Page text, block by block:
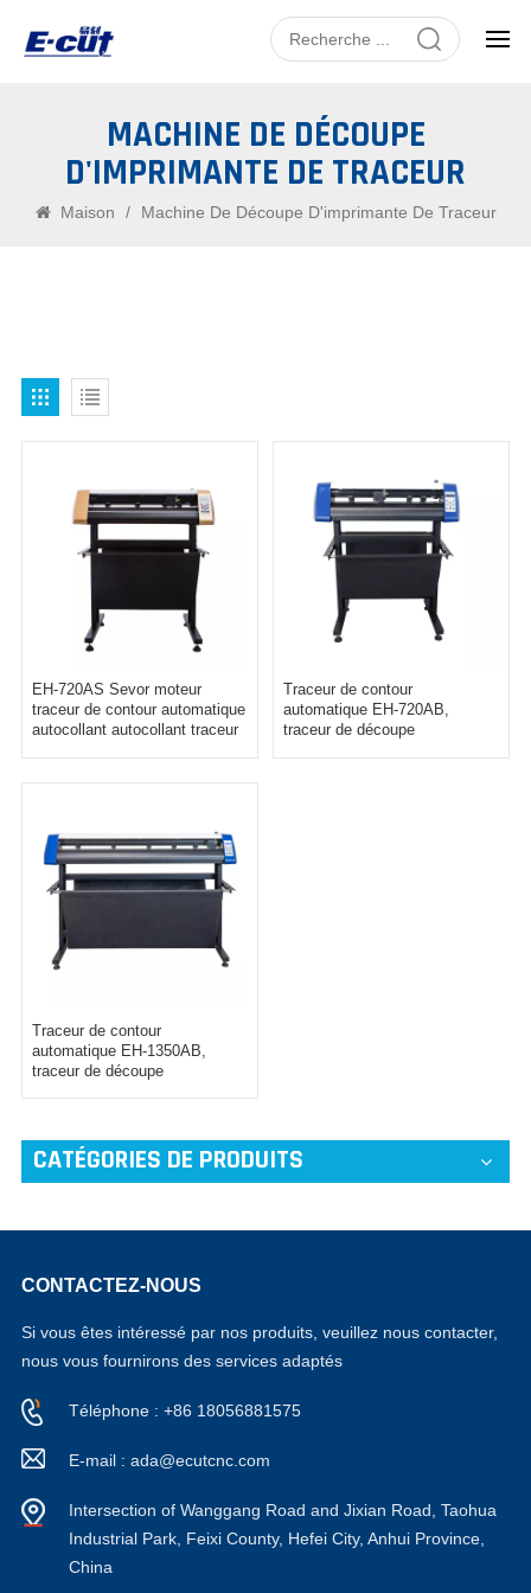
MACHINE DE DÉCOUPE
D'IMPRIMANTE DE TRACEUR
Maison / Machine De Découpe D'imprimante De Traceur
EH-720AS Sevor moteur
traceur de contour automatique
autocollant autocollant traceur
Traceur de contour
automatique EH-720AB,
traceur de découpe
Traceur de contour
automatique EH-1350AB,
traceur de découpe
CATÉGORIES DE PRODUITS
CONTACTEZ-NOUS
Si vous êtes intéressé par nos produits, veuillez nous contacter,
nous vous fournirons des services adaptés
Téléphone : +86 18056881575
E-mail : ada@ecutcnc.com
Intersection of Wanggang Road and Jixian Road, Taohua
Industrial Park, Feixi County, Hefei City, Anhui Province,
China